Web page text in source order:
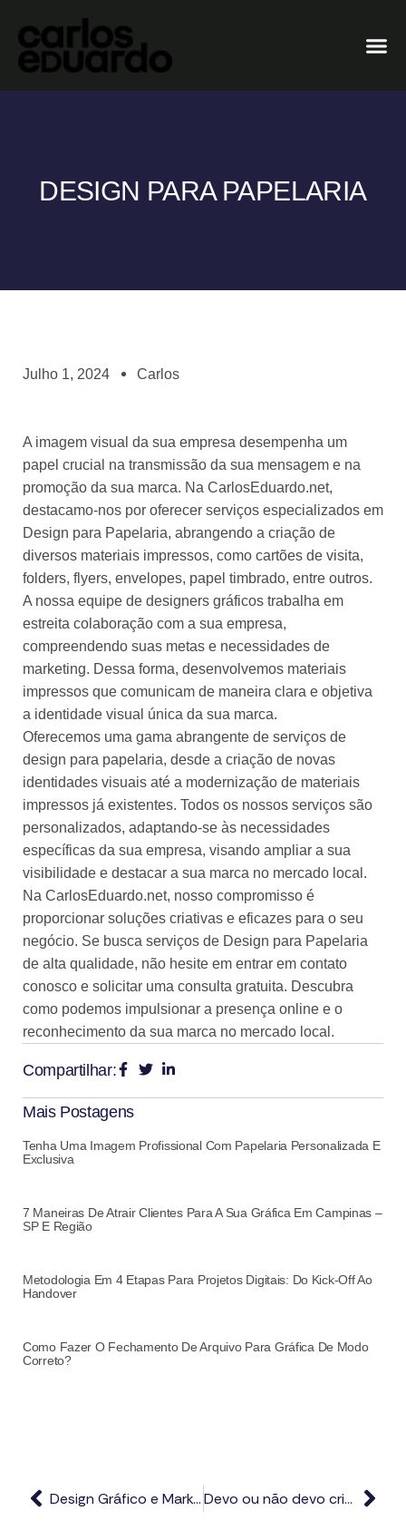
DESIGN PARA PAPELARIA
Julho 1, 2024 Carlos
A imagem visual da sua empresa desempenha um
papel crucial na transmissão da sua mensagem e na
promoção da sua marca. Na CarlosEduardo.net,
destacamo-nos por oferecer serviços especializados em
Design para Papelaria, abrangendo a criação de
diversos materiais impressos, como cartões de visita,
folders, flyers, envelopes, papel timbrado, entre outros.
A nossa equipe de designers gráficos trabalha em
estreita colaboração com a sua empresa,
compreendendo suas metas e necessidades de
marketing. Dessa forma, desenvolvemos materiais
impressos que comunicam de maneira clara e objetiva
a identidade visual única da sua marca.
Oferecemos uma gama abrangente de serviços de
design para papelaria, desde a criação de novas
identidades visuais até a modernização de materiais
impressos já existentes. Todos os nossos serviços são
personalizados, adaptando-se às necessidades
específicas da sua empresa, visando ampliar a sua
visibilidade e destacar a sua marca no mercado local.
Na CarlosEduardo.net, nosso compromisso é
proporcionar soluções criativas e eficazes para o seu
negócio. Se busca serviços de Design para Papelaria
de alta qualidade, não hesite em entrar em contato
conosco e solicitar uma consulta gratuita. Descubra
como podemos impulsionar a presença online e o
reconhecimento da sua marca no mercado local.
Compartilhar:
Mais Postagens
Tenha Uma Imagem Profissional Com Papelaria Personalizada E
Exclusiva
7 Maneiras De Atrair Clientes Para A Sua Gráfica Em Campinas –
SP E Região
Metodologia Em 4 Etapas Para Projetos Digitais: Do Kick-Off Ao
Handover
Como Fazer O Fechamento De Arquivo Para Gráfica De Modo
Correto?
Design Gráfico e Marketing Digital: Potencialize a Sua Marca! Devo ou não devo criar um site em 2023?